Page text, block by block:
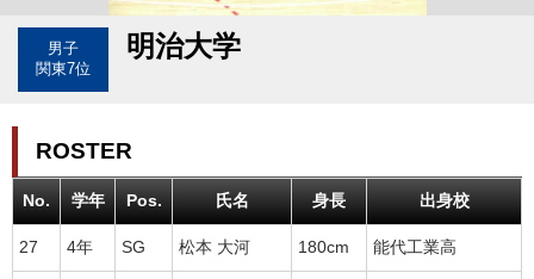
男子
関東7位
明治大学
ROSTER
No. 学年 Pos. 氏名 身長 出身校
27 4年 SG 松本 大河 180cm 能代工業高